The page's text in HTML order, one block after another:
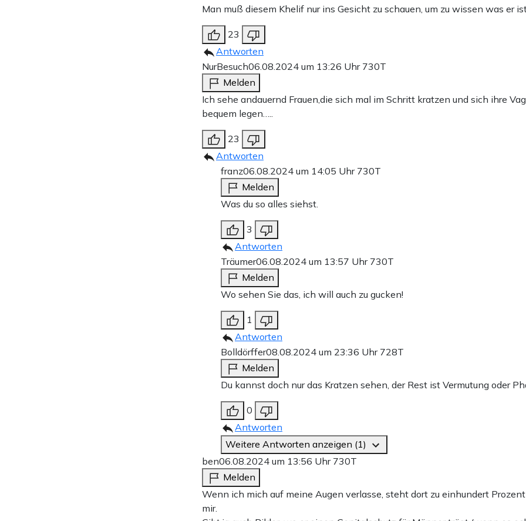
Man muß diesem Khelif nur ins Gesicht zu schauen, um zu wissen was er
23
Antworten
NurBesuch06.08.2024 um 13:26 Uhr 730T
Melden
Ich sehe andauernd Frauen,die sich mal im Schritt kratzen und sich ihre
bequem legen…..
23
Antworten
franz06.08.2024 um 14:05 Uhr 730T
Melden
Was du so alles siehst.
3
Antworten
Träumer06.08.2024 um 13:57 Uhr 730T
Melden
Wo sehen Sie das, ich will auch zu gucken!
1
Antworten
Bolldörffer08.08.2024 um 23:36 Uhr 728T
Melden
Du kannst doch nur das Kratzen sehen, der Rest ist Vermutung oder
0
Antworten
Weitere Antworten anzeigen (1)
ben06.08.2024 um 13:56 Uhr 730T
Melden
Wenn ich mich auf meine Augen verlasse, steht dort zu einhundert
mir.